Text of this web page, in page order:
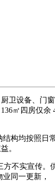
卫设备、门
㎡四房仅余
构均按照日
。
不实宣传。
同一更新，